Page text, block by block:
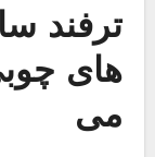
ترفند
های
می